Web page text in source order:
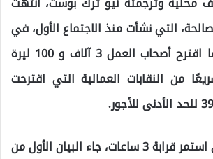
التي نشأت منذ الاجتماع الأول، في
هذا الاجتماع عندما اقترح أصحاب العمل 3 آلاف و 100 ليرة
من النقابات العمالية التي اقترحت
وبعد الاجتماع الذي استمر قرابة 3 ساعات، جاء البيان الأول من